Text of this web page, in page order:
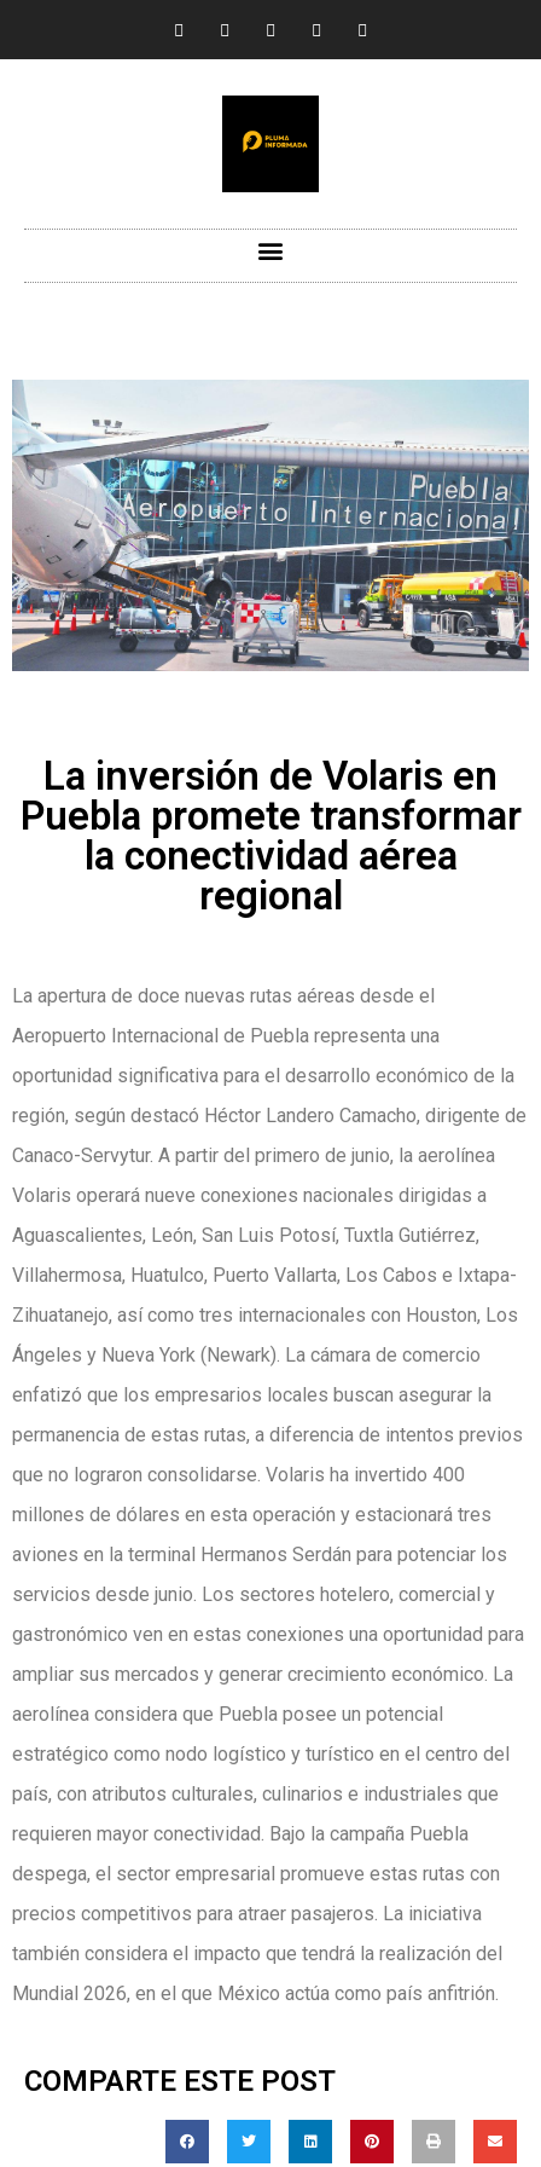
La inversión de Volaris en
Puebla promete transformar
la conectividad aérea
regional
La apertura de doce nuevas rutas aéreas desde el
Aeropuerto Internacional de Puebla representa una
oportunidad significativa para el desarrollo económico de la
región, según destacó Héctor Landero Camacho, dirigente de
Canaco-Servytur. A partir del primero de junio, la aerolínea
Volaris operará nueve conexiones nacionales dirigidas a
Aguascalientes, León, San Luis Potosí, Tuxtla Gutiérrez,
Villahermosa, Huatulco, Puerto Vallarta, Los Cabos e Ixtapa-
Zihuatanejo, así como tres internacionales con Houston, Los
Ángeles y Nueva York (Newark). La cámara de comercio
enfatizó que los empresarios locales buscan asegurar la
permanencia de estas rutas, a diferencia de intentos previos
que no lograron consolidarse. Volaris ha invertido 400
millones de dólares en esta operación y estacionará tres
aviones en la terminal Hermanos Serdán para potenciar los
servicios desde junio. Los sectores hotelero, comercial y
gastronómico ven en estas conexiones una oportunidad para
ampliar sus mercados y generar crecimiento económico. La
aerolínea considera que Puebla posee un potencial
estratégico como nodo logístico y turístico en el centro del
país, con atributos culturales, culinarios e industriales que
requieren mayor conectividad. Bajo la campaña Puebla
despega, el sector empresarial promueve estas rutas con
precios competitivos para atraer pasajeros. La iniciativa
también considera el impacto que tendrá la realización del
Mundial 2026, en el que México actúa como país anfitrión.
COMPARTE ESTE POST